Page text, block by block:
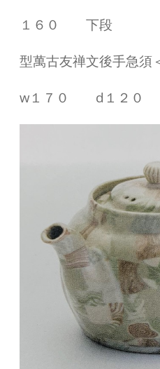
１６０ 下段
型萬古友禅文後手急須
w１７０ d１２０